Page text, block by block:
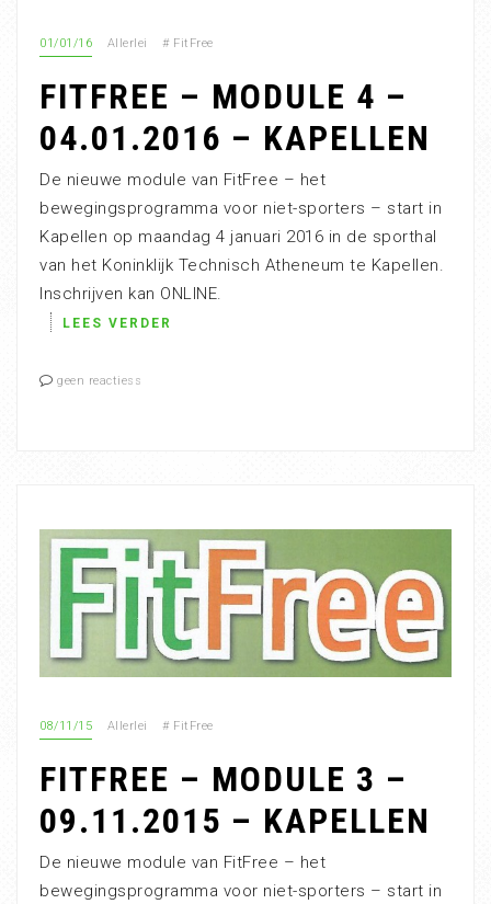
01/01/16 Allerlei # FitFree
FITFREE – MODULE 4 –
04.01.2016 – KAPELLEN
De nieuwe module van FitFree – het
bewegingsprogramma voor niet-sporters – start in
Kapellen op maandag 4 januari 2016 in de sporthal
van het Koninklijk Technisch Atheneum te Kapellen.
Inschrijven kan ONLINE.
LEES VERDER
geen reactiess
08/11/15 Allerlei # FitFree
FITFREE – MODULE 3 –
09.11.2015 – KAPELLEN
De nieuwe module van FitFree – het
bewegingsprogramma voor niet-sporters – start in